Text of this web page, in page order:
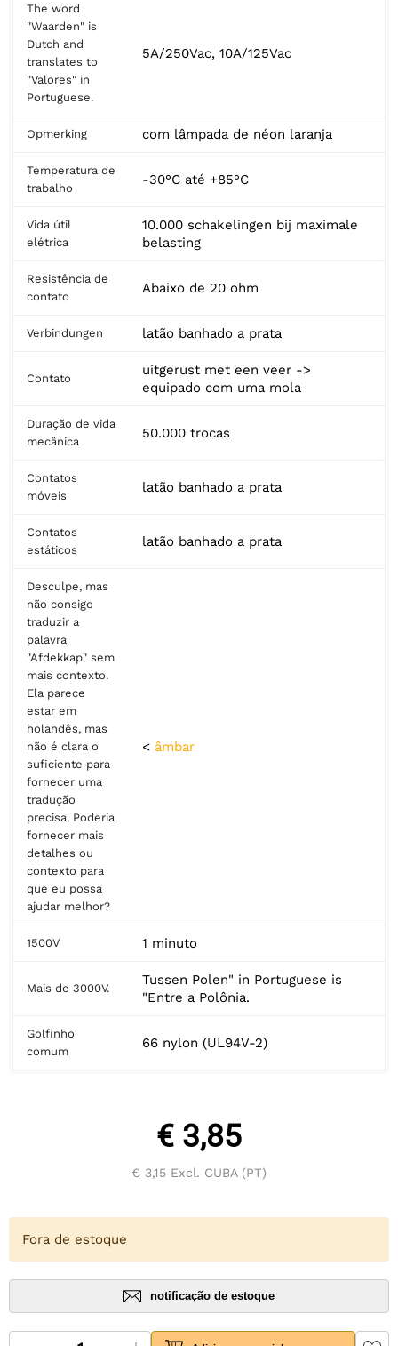
The word
"Waarden" is
Dutch and
translates to
"Valores" in
Portuguese.
5A/250Vac, 10A/125Vac
Opmerking com lâmpada de néon laranja
Temperatura de
trabalho
-30°C até +85°C
Vida útil
elétrica
10.000 schakelingen bij maximale
belasting
Resistência de
contato
Abaixo de 20 ohm
Verbindungen latão banhado a prata
Contato
uitgerust met een veer ->
equipado com uma mola
Duração de vida
mecânica
50.000 trocas
Contatos
móveis
latão banhado a prata
Contatos
estáticos
latão banhado a prata
Desculpe, mas
não consigo
traduzir a
palavra
"Afdekkap" sem
mais contexto.
Ela parece
estar em
holandês, mas
não é clara o
suficiente para
fornecer uma
tradução
precisa. Poderia
fornecer mais
detalhes ou
contexto para
que eu possa
ajudar melhor?
< âmbar
1500V 1 minuto
Mais de 3000V.
Tussen Polen" in Portuguese is
"Entre a Polônia.
Golfinho
comum
66 nylon (UL94V-2)
€ 3,85
€ 3,15 Excl. CUBA (PT)
Fora de estoque
notificação de estoque